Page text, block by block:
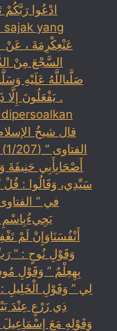
السَّجْعَ ‏‏مِنْ
‏صَلَّىاللَّهُ عَلَيْهِ
أَصْحَابِأَبِي حَنِيفَةَ
سَيِّدِي، وَقَالُوا : قُلْ
يَجِيءُبِاسْمِ
أَنْفُسَنَاوَإِنْ لَمْ
وَقَوْلِ نُوحٍ : ”
بِهِعِلْمٌ ” وَقَوْلِ
لِي ” وَقَوْلِ الْخَلِيلِ
ذِي زَرْعٍ عِنْدَ
وَقَوْلِهِ مَعَ إسْمَاعِيلَ :